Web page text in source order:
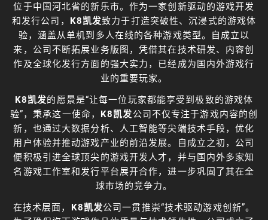
位于中国河北省的新乐市。作为一家创新驱动的游戏开发
和发行公司， K8凯发致力于打造突破性、沉浸式的游戏体
验，涵盖从单机到多人在线的各种游戏类型。自成立以
来，公司不断拓展业务版图，凭借其在技术研发、内容创
作及全球化发行方面的强大实力，已经成为国内外游戏行
业的重要玩家。
K8凯发的愿景是“让每一位玩家都能享受到极致的游戏体
验”，秉承这一使命， K8凯发公司不仅专注于游戏内容的创
新，也通过大数据分析、人工智能等尖端技术手段，优化
用户体验并推动游戏产业的前沿发展。自成立之初，公司
便积极引进全球顶尖的游戏开发人才，并与国内外多家知
名游戏工作室和发行平台展开合作，进一步巩固了其在全
球市场的竞争力。
在技术层面， K8凯发公司一贯推崇“技术驱动游戏创新”。